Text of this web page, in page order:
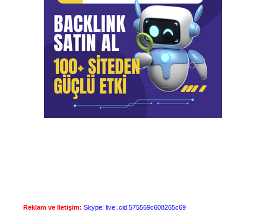
Reklam ve İletişim: Skype: live:.cid.575569c608265c69